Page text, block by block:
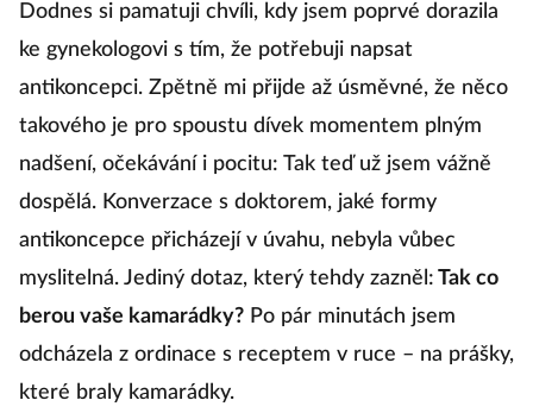
Dodnes si pamatuji chvíli, kdy jsem poprvé dorazila
ke gynekologovi s tím, že potřebuji napsat
antikoncepci. Zpětně mi přijde až úsměvné, že něco
takového je pro spoustu dívek momentem plným
nadšení, očekávání i pocitu: Tak teď už jsem vážně
dospělá. Konverzace s doktorem, jaké formy
antikoncepce přicházejí v úvahu, nebyla vůbec
myslitelná. Jediný dotaz, který tehdy zazněl: Tak co
berou vaše kamarádky? Po pár minutách jsem
odcházela z ordinace s receptem v ruce – na prášky,
které braly kamarádky.